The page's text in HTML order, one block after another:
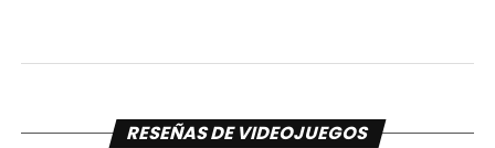
RESEÑAS DE VIDEOJUEGOS